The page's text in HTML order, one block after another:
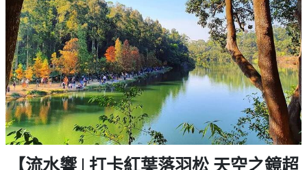
登
入
註
冊
#
拍
拖
好
去
處
#
室
內
好
去
【流水響 | 打卡紅葉落羽松 天空之鏡超